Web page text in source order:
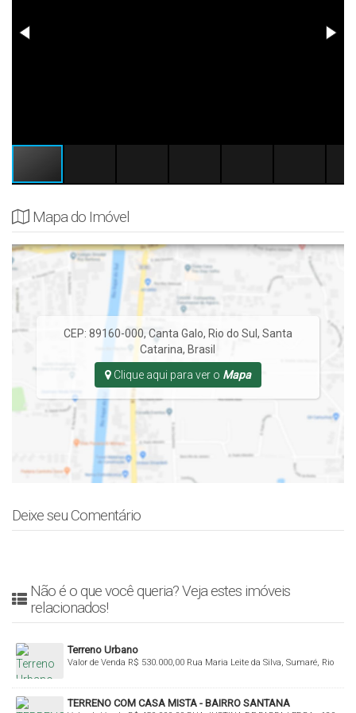
Mapa do Imóvel
CEP: 89160-000, Canta Galo, Rio do Sul , Santa
Catarina, Brasil
Clique aqui para ver o Mapa
Deixe seu Comentário
Não é o que você queria? Veja estes imóveis
relacionados!
Terreno Urbano
R$ 530.000,00
Valor de Venda
Rua Maria Leite da Silva, Sumaré, Rio
TERRENO COM CASA MISTA - BAIRRO SANTANA